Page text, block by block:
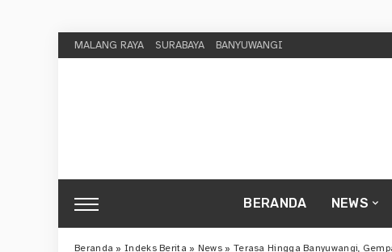
MALANG RAYA SURABAYA BANYUWANGI
BERANDA NEWS
Beranda »Indeks Berita » News » Terasa Hingga Banyuwangi,